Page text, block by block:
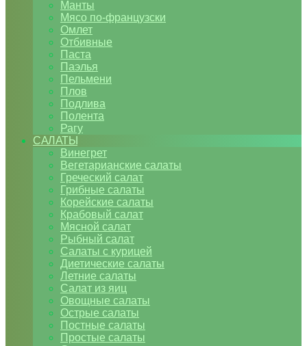
Манты
Мясо по-французски
Омлет
Отбивные
Паста
Паэлья
Пельмени
Плов
Подлива
Полента
Рагу
САЛАТЫ
Винегрет
Вегетарианские салаты
Греческий салат
Грибные салаты
Корейские салаты
Крабовый салат
Мясной салат
Рыбный салат
Салаты с курицей
Диетические салаты
Летние салаты
Салат из яиц
Овощные салаты
Острые салаты
Постные салаты
Простые салаты